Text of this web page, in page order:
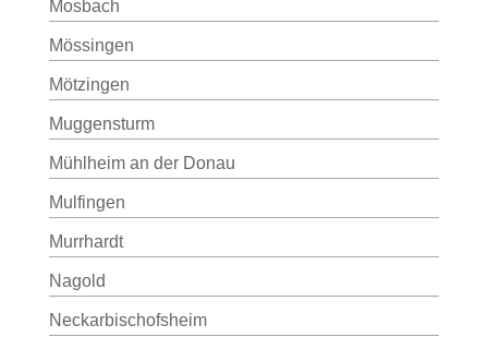
Mosbach
Mössingen
Mötzingen
Muggensturm
Mühlheim an der Donau
Mulfingen
Murrhardt
Nagold
Neckarbischofsheim